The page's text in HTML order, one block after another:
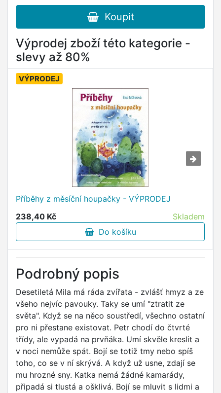
Koupit
Výprodej zboží této kategorie -
slevy až 80%
VÝPRODEJ
Příběhy z měsíční houpačky - VÝPRODEJ
238,40 Kč
Skladem
Do košíku
Podrobný popis
Desetiletá Mila má ráda zvířata - zvlášť hmyz a ze
všeho nejvíc pavouky. Taky se umí "ztratit ze
světa". Když se na něco soustředí, všechno ostatní
pro ni přestane existovat. Petr chodí do čtvrté
třídy, ale vypadá na prvňáka. Umí skvěle kreslit a
v noci nemůže spát. Bojí se totiž tmy nebo spíš
toho, co se v ní skrývá. A když už usne, zdají se
mu hrozné sny. Katka nemá žádné kamarády,
připadá si tlustá a ošklivá. Bojí se mluvit s lidmi a